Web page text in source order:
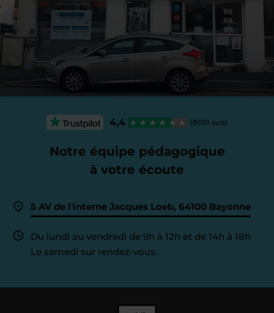
4,4 (8061 avis)
Notre équipe pédagogique
à votre écoute
5 AV de l'interne Jacques Loeb, 64100 Bayonne
Du lundi au vendredi de 9h à 12h et de 14h à 18h
Le samedi sur rendez-vous.